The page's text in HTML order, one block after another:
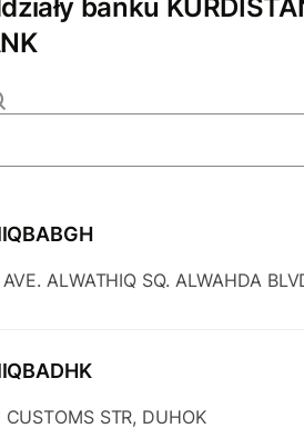
banku
ALWATHIQ SQ. ALWAHDA
CUSTOMS STR, DUHOK